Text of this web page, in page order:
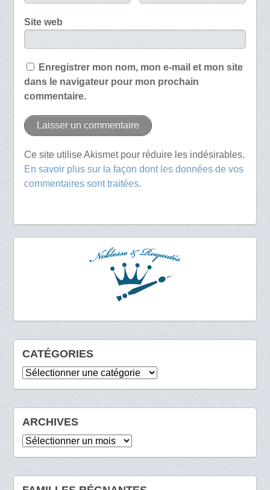
Site web
Enregistrer mon nom, mon e-mail et mon site
dans le navigateur pour mon prochain
commentaire.
Ce site utilise Akismet pour réduire les indésirables.
En savoir plus sur la façon dont les données de vos
commentaires sont traitées.
CATÉGORIES
Catégories
ARCHIVES
Archives